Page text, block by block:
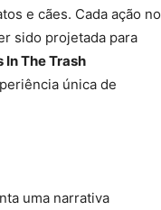
e cães. Cada ação no
sido projetada para
In The Trash
única de
uma narrativa